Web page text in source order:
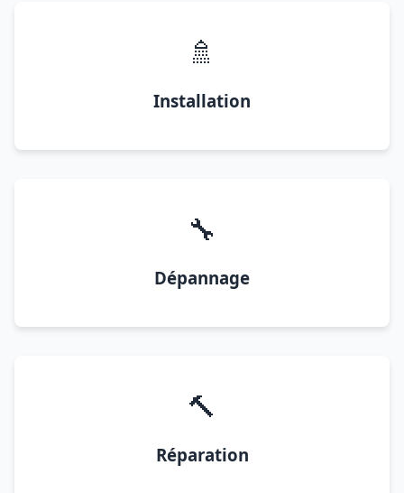
🚿
Installation
🔧
Dépannage
🔨
Réparation